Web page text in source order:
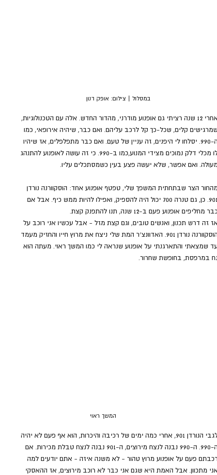
במסלול | צילום: אופק דנון
אחרי 12 שנה רציתי גם אופנוע מודרני, מהדור החדש. אלה עם הטכנולוגיות,
קלים, שכל-כך קל לרכב עליהם. ואם כבר, שיהיה אירופאי, כמו
ה-990. יסלחו לי היפנים, זה עניין של טעם. ואם כבר מתפלפלים, אז שיהיו
לו מכלי דלק נמוכים מצידי המנוע,כמו ב-990. כי זה עושה לאופנוע להתנהג
ואם אפשר, שלא יעשה פצע בעין כשמסתכלים עליו.
הצר שבתחתית המשפך שלי, טפטף אופנוע אחד: הוסקוורנה נורדן
901. כן, גם טנרה 700 יכול היה להספיק, ואפילו להיות ממש כיף. אבל אם
מחליפים אופנוע פעם ב-12 שנה, תנו להתפנק קצת.
זה דרש תכנון, ואנשים טובים, וגם קצת מזל - אבל עכשיו אני רוכב על
הוסקוורנה נורדן 901. האדוונצ׳ר המת שלי ניצח את מרוץ חייו והחזיק מעמד
שמצאתי והתארגנתי על אופנוע שנראה לי כמו המשך ראוי. מעתה הוא
במרפסת, בחופשת שחרור.
המשך ראוי
לגבי הנורדן 901, אחרי כמה ימים של רכיבה והיכרות, הוא אף פעם לא יהיה
ה-990. ה-990 נבנה לנצח מירוצים, ה-901 נבנה לנצח טבלת מכירות. אם
פעם על אופנוע מרוץ טהור - לא משנה איזה - אתם יודעים למה
מתכוון. אבל האמת היא שגם אני כבר לא רוכב מירוצים, אז ההאסקי